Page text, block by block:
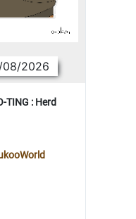
08/2026
TING : Herd